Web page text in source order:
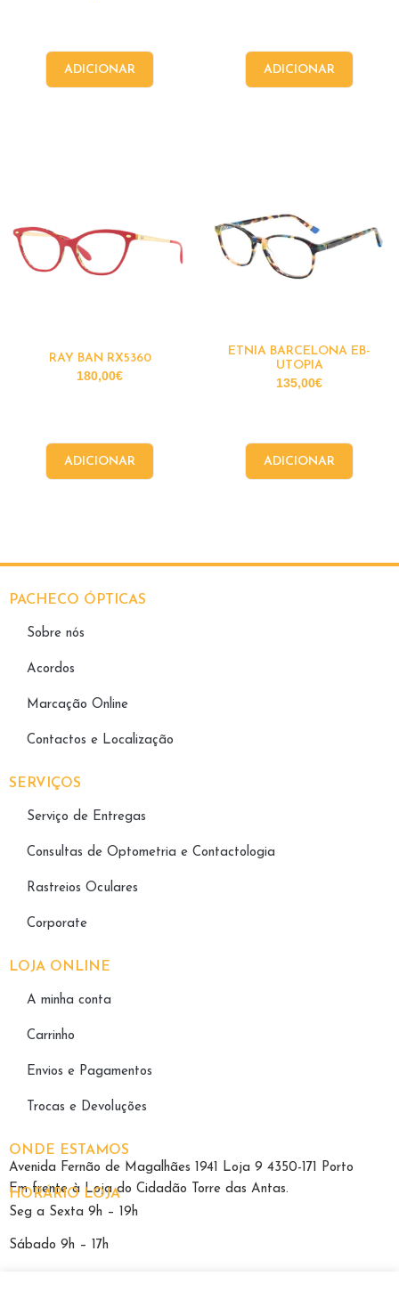
ADICIONAR ADICIONAR
RAY BAN RX5360
180,00€
ADICIONAR
ETNIA BARCELONA EB-
UTOPIA
135,00€
ADICIONAR
PACHECO ÓPTICAS
Sobre nós
Acordos
Marcação Online
Contactos e Localização
SERVIÇOS
Serviço de Entregas
Consultas de Optometria e Contactologia​
Rastreios Oculares
Corporate
LOJA ONLINE
A minha conta
Carrinho
Envios e Pagamentos
Trocas e Devoluções
ONDE ESTAMOS
Avenida Fernão de Magalhães 1941 Loja 9 4350-171 Porto
Em frente à Loja do Cidadão Torre das Antas.
HORÁRIO LOJA
Seg a Sexta 9h – 19h
Sábado 9h – 17h